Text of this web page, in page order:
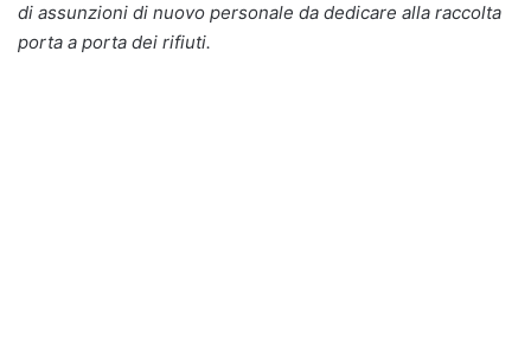
di assunzioni di nuovo personale da dedicare alla raccolta
porta a porta dei rifiuti.